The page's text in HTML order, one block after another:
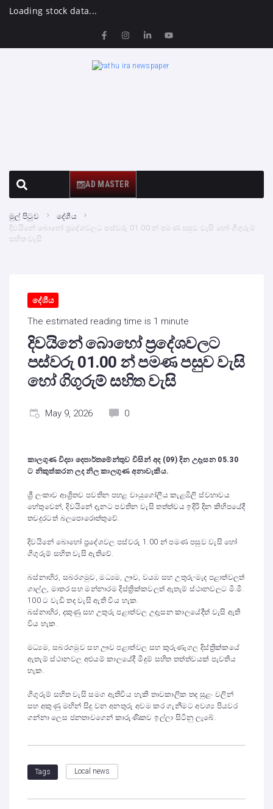
Loading stock data...
AD MASTER
මුල් පිටුව
දේශීය
දිවයිනේ බොහෝ ප්‍රදේශවලට පස්වරු 01.00 න් පමණ පසුව වැසි හෝ ගිගුරුම්
සහිත වැසි
දේශීය
The estimated reading time is 1 minute
දිවයිනේ බොහෝ ප්‍රදේශවලට
පස්වරු 01.00 න් පමණ පසුව වැසි
හෝ ගිගුරුම් සහිත වැසි
May 9, 2026 0
කාලගුණ විද්‍යා දෙපාර්තමේන්තුව විසින් අද (09) දින උදෑසන 05.30
ට නිකුත්කරන ලද නිල කාලගුණ අනාවැකිය.
ශ්‍රී ලංකාව ආශ්‍රිතව පවතින පහළ වායුගෝලීය කැළඹිලි ස්වභාවය
හේතුවෙන්, දිවයිනේ දැනට පවතින වැසි තත්ත්වය ඉදිරි දින කිහිපයේදී
තවදුරටත් බලපොරොත්තුවේ.
දිවයිනේ බොහෝ ප්‍රදේශවල පස්වරු 1.00 න් පමණ පසුව වැසි හෝ
ගිගුරුම් සහිත වැසි ඇතිවේ.
බස්නාහිර, සබරගමුව, මධ්‍යම, ඌව, වයඹ සහ උතුරු-මැද පළාත්වලත්
ගාල්ල, මාතර සහ මන්නාරම දිස්ත්‍රික්කවලත් ඇතැම් ස්ථානවලට මි.මී.
100 ට වැඩි තද වැසි ඇති විය හැක.
බස්නාහිර, දකුණු සහ උතුරු පළාත්වල උදෑසන කාලයේදීත් වැසි ඇති
විය හැක.
මධ්‍යම, සබරගමුව සහ ඌව පළාත්වල සහ කුරුණෑගල දිස්ත්‍රික්කයේ
ඇතැම් ස්ථානවල අළුයම් කාලයේදී මීදුම් සහිත තත්ත්වයක් පැවතිය
හැක.
ගිගුරුම් සහිත වැසි සමග ඇතිවිය හැකි තාවකාලික තද සුළං වලින්
සහ අකුණු මඟින් සිදු වන අනතුරු අවම කර ගැනීමට අවශ්‍ය පියවර
ගන්නා ලෙස ජනතාවගෙන් කාරුණිකව ඉල්ලා සිටිනු ලැබේ.
Tags Local news